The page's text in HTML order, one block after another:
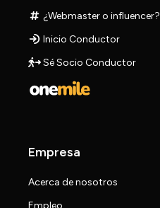
¿Webmaster o influencer?
Inicio Conductor
Sé Socio Conductor
Empresa
Acerca de nosotros
Empleo